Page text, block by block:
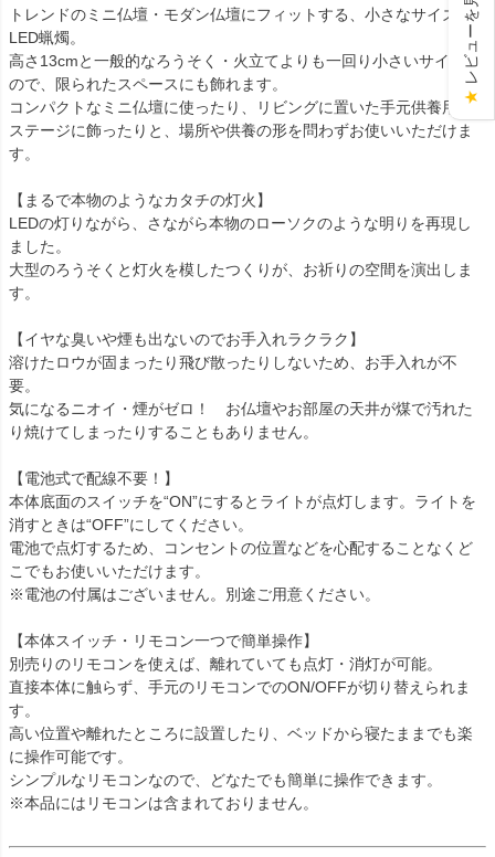
トレンドのミニ仏壇・モダン仏壇にフィットする、小さなサイズの
LED蝋燭。
高さ13cmと一般的なろうそく・火立てよりも一回り小さいサイズな
ので、限られたスペースにも飾れます。
コンパクトなミニ仏壇に使ったり、リビングに置いた手元供養用の
ステージに飾ったりと、場所や供養の形を問わずお使いいただけま
す。
【まるで本物のようなカタチの灯火】
LEDの灯りながら、さながら本物のローソクのような明りを再現し
ました。
大型のろうそくと灯火を模したつくりが、お祈りの空間を演出しま
す。
【イヤな臭いや煙も出ないのでお手入れラクラク】
溶けたロウが固まったり飛び散ったりしないため、お手入れが不
要。
気になるニオイ・煙がゼロ！ お仏壇やお部屋の天井が煤で汚れた
り焼けてしまったりすることもありません。
【電池式で配線不要！】
本体底面のスイッチを“ON”にするとライトが点灯します。ライトを
消すときは“OFF”にしてください。
電池で点灯するため、コンセントの位置などを心配することなくど
こでもお使いいただけます。
※電池の付属はございません。別途ご用意ください。
【本体スイッチ・リモコン一つで簡単操作】
別売りのリモコンを使えば、離れていても点灯・消灯が可能。
直接本体に触らず、手元のリモコンでのON/OFFが切り替えられま
す。
高い位置や離れたところに設置したり、ベッドから寝たままでも楽
に操作可能です。
シンプルなリモコンなので、どなたでも簡単に操作できます。
※本品にはリモコンは含まれておりません。
★
レビューを見る